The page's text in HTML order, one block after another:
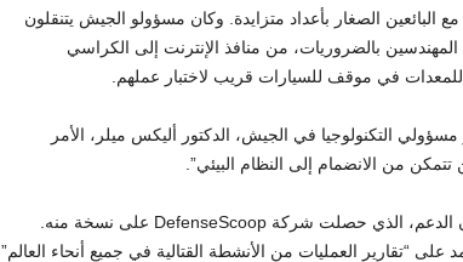
البائعين الصغار بأعداد متزايدة. وكان مسؤولو الجيش يتنقلون
بالضروريات، من منافذ الإنترنت إلى الكراسي
في موقف للسيارات قريب لاختبار عملهم.
التكنولوجيا في الجيش، الدكتور أليكس ميلر، الأمر
من الانضمام إلى النظام البيئي”.
طُلب من البائعين المشاركين التوقيع على بيان الدعم، الذي حصلت شركة DefenseScoop على نسخة منه.
“تقارير العمليات من الأنشطة القتالية في جميع أنحاء العالم”